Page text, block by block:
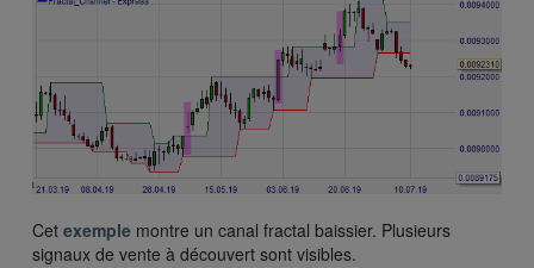
Cet exemple montre un canal fractal baissier. Plusieurs
signaux de vente à découvert sont visibles.